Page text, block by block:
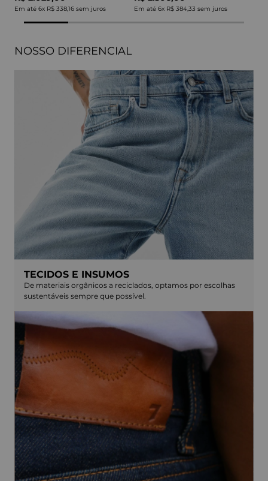
Em até 6x R$ 338,16 sem juros Em até 6x R$ 384,33 sem juros
NOSSO DIFERENCIAL
TECIDOS E INSUMOS
De materiais orgânicos a reciclados, optamos por escolhas
sustentáveis sempre que possível.